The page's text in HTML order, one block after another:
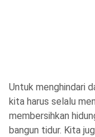
Untuk menghindari
kita harus selalu
membersihkan
bangun tidur. Kita